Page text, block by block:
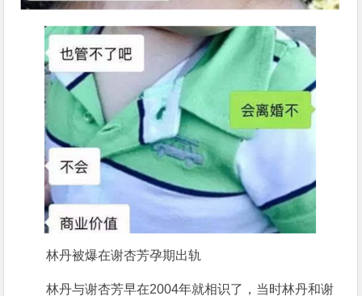
林丹被爆在谢杏芳孕期出轨
林丹与谢杏芳早在2004年就相识了，当时林丹和谢